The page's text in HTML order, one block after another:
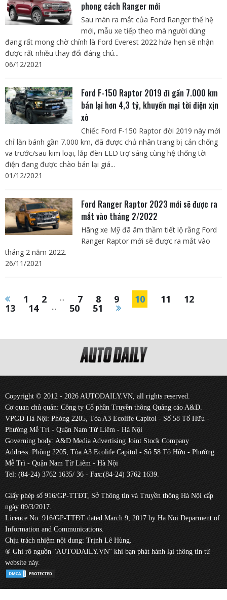
phong cách Ranger mới
Sau màn ra mắt của Ford Ranger thế hệ
mới, mẫu xe tiếp theo mà người dùng
đang rất mong chờ chính là Ford Everest 2022 hứa hẹn sẽ nhận
được rất nhiều thay đổi đáng chú...
06/12/2021
Ford F-150 Raptor 2019 đi gần 7.000 km
bán lại hơn 4,3 tỷ, khuyến mại tời điện xịn
xò
Chiếc Ford F-150 Raptor đời 2019 này mới
chỉ lăn bánh gần 7.000 km, đã được chủ nhân trang bị cản chống
va trước/sau kim loại, lắp đèn LED trợ sáng cùng hệ thống tời
điện đang được chào bán lại giá...
01/12/2021
Ford Ranger Raptor 2023 mới sẽ được ra
mắt vào tháng 2/2022
Hãng xe Mỹ đã âm thầm tiết lộ rằng Ford
Ranger Raptor mới sẽ được ra mắt vào
tháng 2 năm 2022.
26/11/2021
1 2 ... 7 8 9 10 11 12
13 14 ... 50 51
Copyright © 2012 - 2026 AUTODAILY.VN, all rights reserved.
Cơ quan chủ quản: Công ty Cổ phần Truyền thông Quảng cáo A&D.
VPGD Hà Nội: Phòng 2205, Tòa A3 Ecolife Capitol - Số 58 Tố Hữu -
Phường Mễ Trì - Quận Nam Từ Liêm - Hà Nội
Governing body: A&D Media Advertising Joint Stock Company
Address: Phòng 2205, Tòa A3 Ecolife Capitol - Số 58 Tố Hữu - Phường
Mễ Trì - Quận Nam Từ Liêm - Hà Nội
Tel: (84-24) 3762 1635/ 36 - Fax:(84-24) 3762 1639.
Giấy phép số 916/GP-TTĐT, Sở Thông tin và Truyền thông Hà Nội cấp
ngày 09/3/2017.
Licence No. 916/GP-TTĐT dated March 9, 2017 by Ha Noi Deparment of
Information and Communications.
Chịu trách nhiệm nội dung: Trịnh Lê Hùng.
® Ghi rõ nguồn "AUTODAILY.VN" khi bạn phát hành lại thông tin từ
website này.